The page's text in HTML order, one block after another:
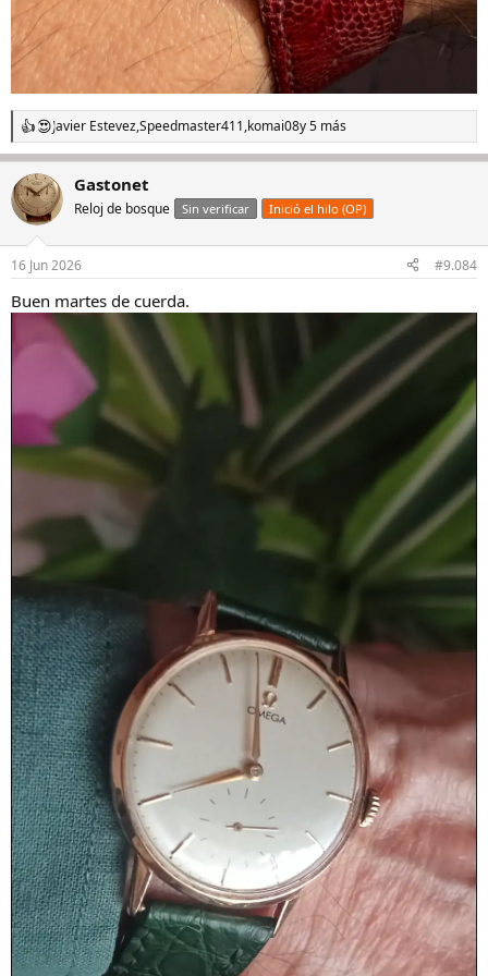
R
e
c
c
i
e
:
Javier Estevez,Speedmaster411,komai08y 5 más
Gastonet
Reloj de bosque Sin verificar Inició el hilo (OP)
16 Jun 2026 #9.084
Buen martes de cuerda.